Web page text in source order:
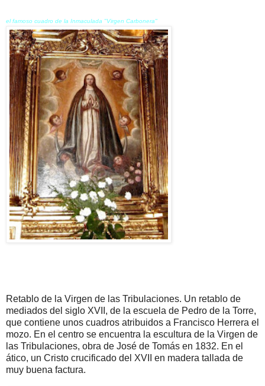
el famoso cuadro de la Inmaculada "Virgen Carbonera"
Retablo de la Virgen de las Tribulaciones. Un retablo de
mediados del siglo XVII, de la escuela de Pedro de la Torre,
que contiene unos cuadros atribuidos a Francisco Herrera el
mozo. En el centro se encuentra la escultura de la Virgen de
las Tribulaciones, obra de José de Tomás en 1832. En el
ático, un Cristo crucificado del XVII en madera tallada de
muy buena factura.